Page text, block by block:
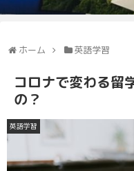
ホーム 英語学習
コロナで変わる留
の？
英語学習